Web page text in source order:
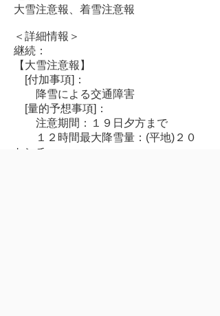
大雪注意報、着雪注意報
＜詳細情報＞
継続：
【大雪注意報】
[付加事項]：
降雪による交通障害
[量的予想事項]：
注意期間：１９日夕方まで
１２時間最大降雪量：(平地)２０
センチ